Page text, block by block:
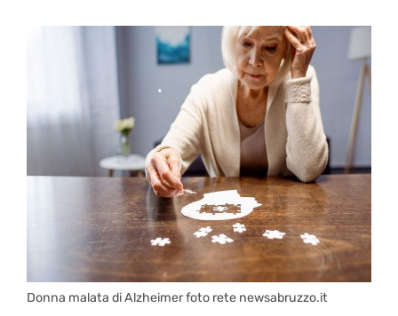
Donna malata di Alzheimer foto rete newsabruzzo.it